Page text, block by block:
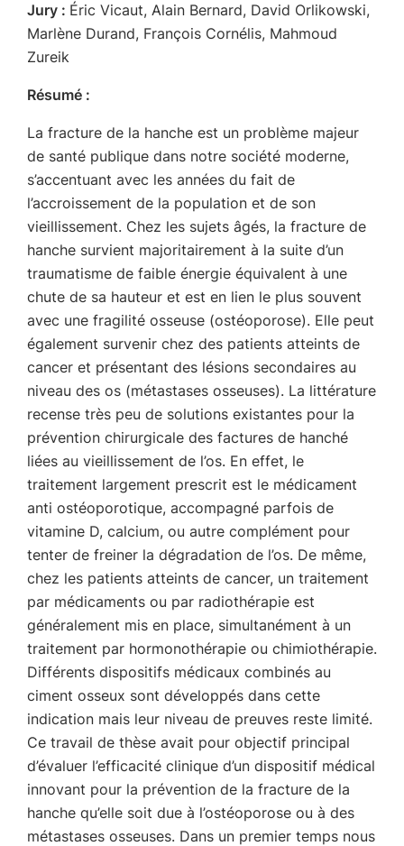
Jury : Éric Vicaut, Alain Bernard, David Orlikowski,
Marlène Durand, François Cornélis, Mahmoud
Zureik
Résumé :
La fracture de la hanche est un problème majeur
de santé publique dans notre société moderne,
s’accentuant avec les années du fait de
l’accroissement de la population et de son
vieillissement. Chez les sujets âgés, la fracture de
hanche survient majoritairement à la suite d’un
traumatisme de faible énergie équivalent à une
chute de sa hauteur et est en lien le plus souvent
avec une fragilité osseuse (ostéoporose). Elle peut
également survenir chez des patients atteints de
cancer et présentant des lésions secondaires au
niveau des os (métastases osseuses). La littérature
recense très peu de solutions existantes pour la
prévention chirurgicale des factures de hanché
liées au vieillissement de l’os. En effet, le
traitement largement prescrit est le médicament
anti ostéoporotique, accompagné parfois de
vitamine D, calcium, ou autre complément pour
tenter de freiner la dégradation de l’os. De même,
chez les patients atteints de cancer, un traitement
par médicaments ou par radiothérapie est
généralement mis en place, simultanément à un
traitement par hormonothérapie ou chimiothérapie.
Différents dispositifs médicaux combinés au
ciment osseux sont développés dans cette
indication mais leur niveau de preuves reste limité.
Ce travail de thèse avait pour objectif principal
d’évaluer l’efficacité clinique d’un dispositif médical
innovant pour la prévention de la fracture de la
hanche qu’elle soit due à l’ostéoporose ou à des
métastases osseuses. Dans un premier temps nous